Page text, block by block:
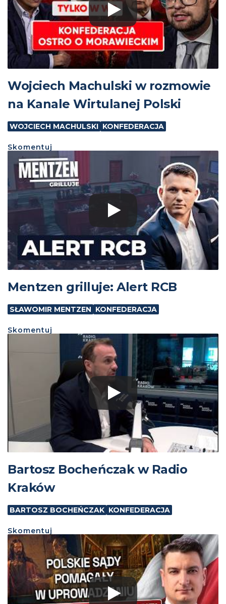
Wojciech Machulski w rozmowie
na Kanale Wirtulanej Polski
WOJCIECH MACHULSKI KONFEDERACJA
Skomentuj
Mentzen grilluje: Alert RCB
SŁAWOMIR MENTZEN KONFEDERACJA
Skomentuj
Bartosz Bocheńczak w Radio
Kraków
BARTOSZ BOCHEŃCZAK KONFEDERACJA
Skomentuj